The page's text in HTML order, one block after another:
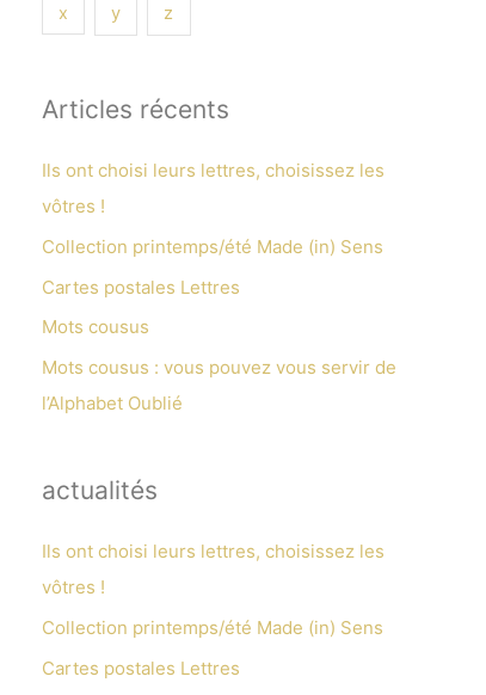
x y z
Articles récents
Ils ont choisi leurs lettres, choisissez les
vôtres !
Collection printemps/été Made (in) Sens
Cartes postales Lettres
Mots cousus
Mots cousus : vous pouvez vous servir de
l’Alphabet Oublié
actualités
Ils ont choisi leurs lettres, choisissez les
vôtres !
Collection printemps/été Made (in) Sens
Cartes postales Lettres